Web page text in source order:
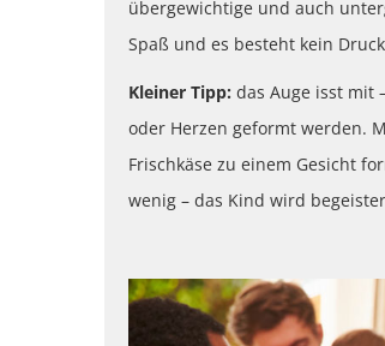
übergewichtige und auch
Spaß und es besteht kein
Kleiner Tipp: das Auge isst mit
oder Herzen geformt werden.
Frischkäse zu einem Gesicht
wenig – das Kind wird